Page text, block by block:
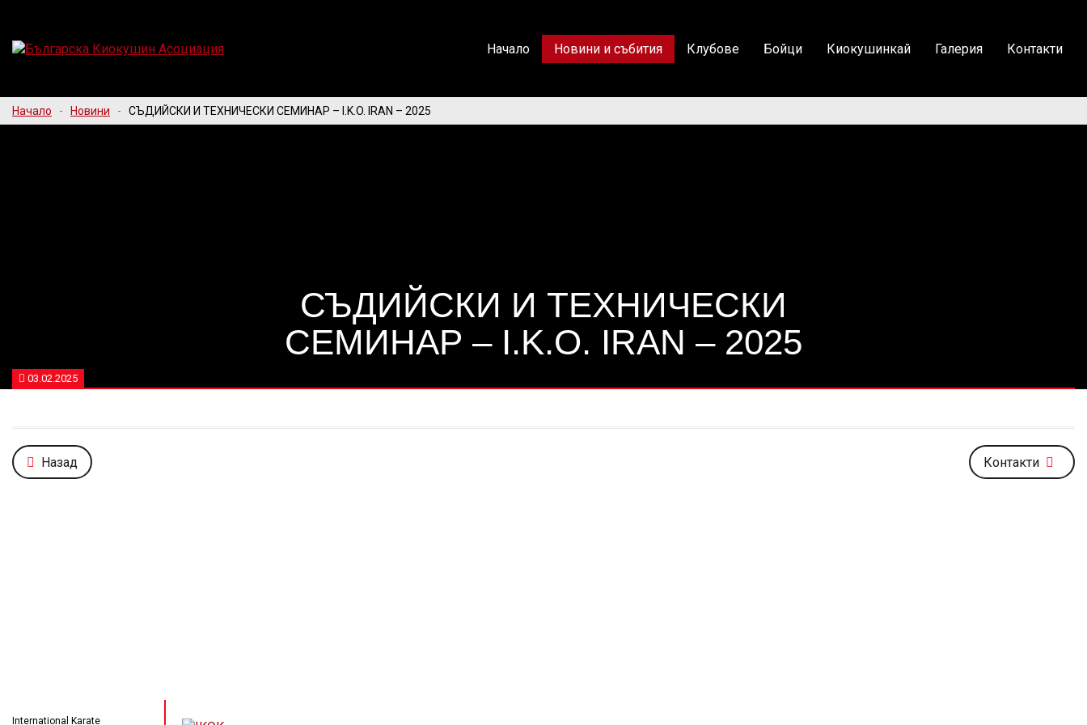
Начало Новини и събития Клубове Бойци Киокушинкай Галерия Контакти
Начало - Новини - СЪДИЙСКИ И ТЕХНИЧЕСКИ СЕМИНАР – I.K.O. IRAN – 2025
СЪДИЙСКИ И ТЕХНИЧЕСКИ
СЕМИНАР – I.K.O. IRAN – 2025
03.02.2025
Назад Контакти
International Karate